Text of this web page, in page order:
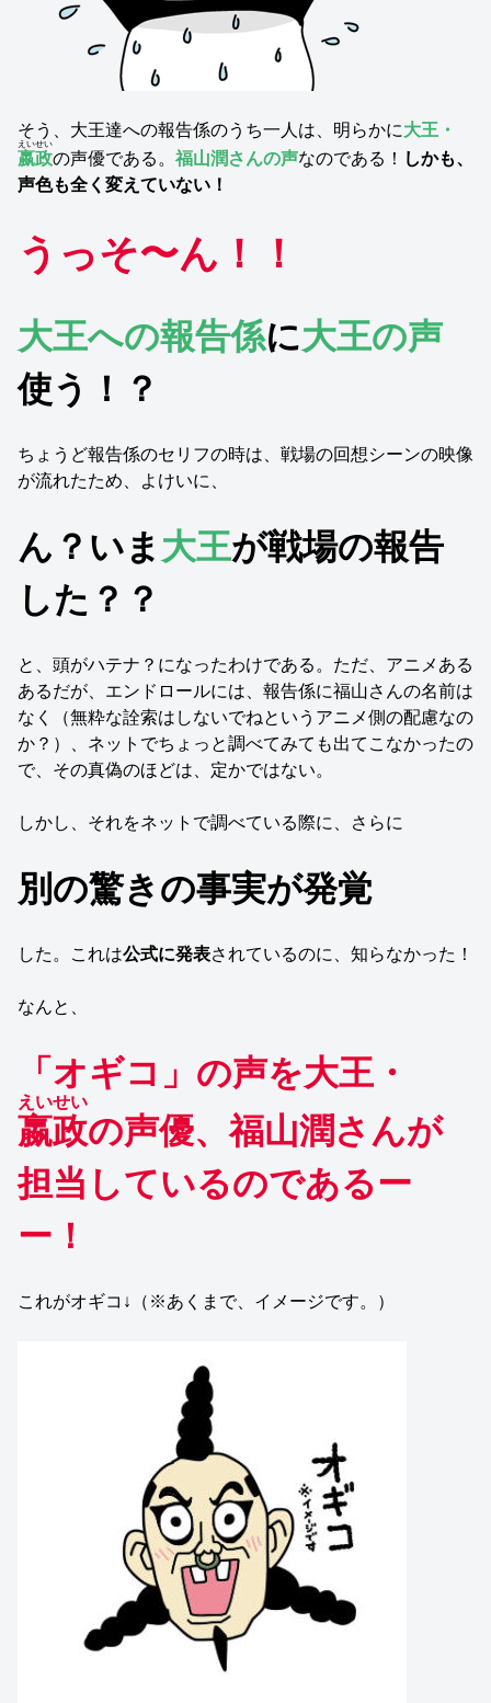
そう、大王達への報告係のうち一人は、明らかに大王・
嬴政
えいせい
の声優である。 福山潤さんの声なのである！ しかも、
声色も全く変えていない！
うっそ〜ん！！
大王への報告係に大王の声
使う！？
ちょうど報告係のセリフの時は、戦場の回想シーンの映像
が流れたため、よけいに、
ん？いま 大王が戦場の報告
した？？
と、頭がハテナ？になったわけである。ただ、アニメある
あるだが、エンドロールには、報告係に福山さんの名前は
なく（無粋な詮索はしないでねというアニメ側の配慮なの
か？）、ネットでちょっと調べてみても出てこなかったの
で、その真偽のほどは、定かではない。
しかし、それをネットで調べている際に、さらに
別の驚きの事実が発覚
した。これは公式に発表されているのに、知らなかった！
なんと、
「オギコ」の声を大王・
嬴政
えいせい
の声優、福山潤さんが
担当しているのであるー
ー！
これがオギコ↓（※あくまで、イメージです。）